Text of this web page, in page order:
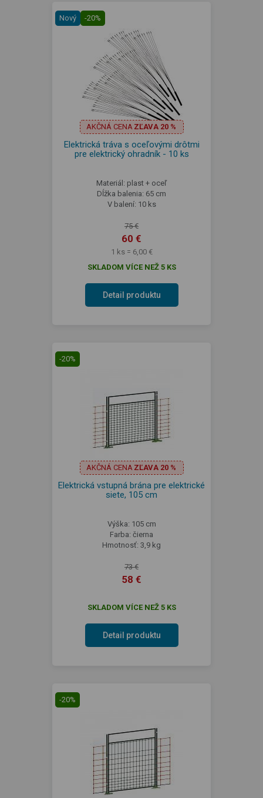
Nový -20%
AKČNÁ CENA ZĽAVA 20 %
Elektrická tráva s oceľovými drôtmi
pre elektrický ohradník - 10 ks
Materiál: plast + oceľ
Dĺžka balenia: 65 cm
V balení: 10 ks
75 €
60 €
1 ks = 6,00 €
SKLADOM VÍCE NEŽ 5 KS
Detail produktu
-20%
AKČNÁ CENA ZĽAVA 20 %
Elektrická vstupná brána pre elektrické
siete, 105 cm
Výška: 105 cm
Farba: čierna
Hmotnosť: 3,9 kg
73 €
58 €
SKLADOM VÍCE NEŽ 5 KS
Detail produktu
-20%